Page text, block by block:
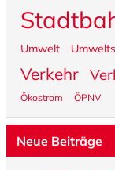
Umwelt
Verkehr
Ökostrom
ÖPNV
Neue Beiträge